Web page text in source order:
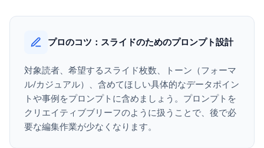
プロのコツ：スライドのためのプロンプト設計
対象読者、希望するスライド枚数、トーン（フォーマ
ル/カジュアル）、含めてほしい具体的なデータポイン
トや事例をプロンプトに含めましょう。プロンプトを
クリエイティブブリーフのように扱うことで、後で必
要な編集作業が少なくなります。